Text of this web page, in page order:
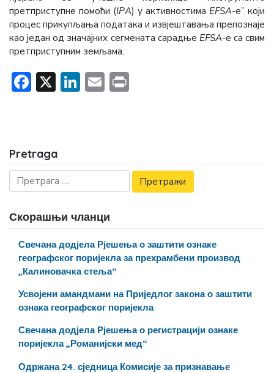
претприступне помоћи (IPА) у активностима ЕFSА-е” који
процес прикупљања података и извјештавања препознаје
као један од значајних сегмената сарадње ЕFSА-е са свим
претприступним земљама.
Facebook
X LinkedIn
Email
Pretraga
Скорашњи чланци
Свечана додјела Рјешења о заштити ознаке
географског поријекла за прехрамбени производ
„Калиновачка стеља“
Усвојени амандмани на Приједлог закона о заштити
ознака географског поријекла
Свечана додјела Рјешења о регистрацији ознаке
поријекла „Романијски мед“
Одржана 24. сједница Комисије за признавање